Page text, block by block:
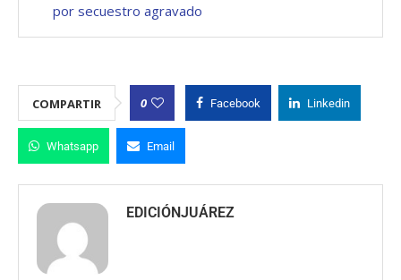
por secuestro agravado
COMPARTIR 0 Facebook Linkedin
Whatsapp Email
EDICIÓNJUÁREZ